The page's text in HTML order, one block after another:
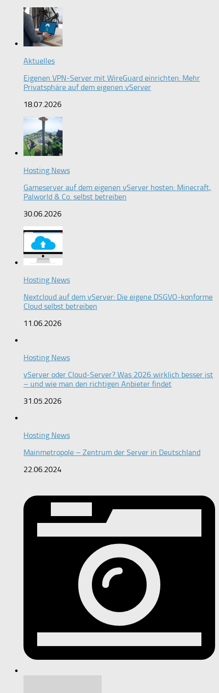
Aktuelles
Eigenen VPN-Server mit WireGuard einrichten: Mehr
Privatsphäre auf dem eigenen vServer
18.07.2026
Hosting News
Gameserver auf dem eigenen vServer hosten: Minecraft,
Palworld & Co. selbst betreiben
30.06.2026
Hosting News
Nextcloud auf dem vServer: Die eigene DSGVO-konforme
Cloud selbst betreiben
11.06.2026
Hosting News
vServer oder Cloud-Server? Was 2026 wirklich besser ist
– und wie man den richtigen Anbieter findet
31.05.2026
Hosting News
Mainmetropole – Zentrum der Server in Deutschland
22.06.2024